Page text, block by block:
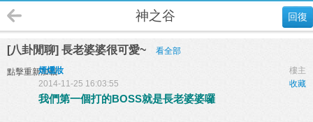
回復
神之谷
[八卦閒聊] 長老婆婆很可愛~ 看全部
點擊重新加載 樓主
煙燻妝
收藏
2014-11-25 16:03:55
我們第一個打的BOSS就是長老婆婆囉